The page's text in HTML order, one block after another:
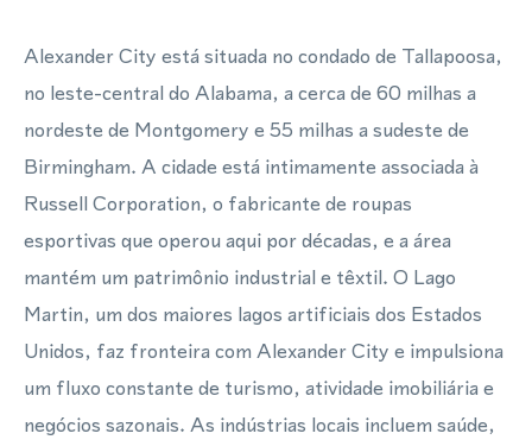
Alexander City está situada no condado de Tallapoosa,
no leste-central do Alabama, a cerca de 60 milhas a
nordeste de Montgomery e 55 milhas a sudeste de
Birmingham. A cidade está intimamente associada à
Russell Corporation, o fabricante de roupas
esportivas que operou aqui por décadas, e a área
mantém um patrimônio industrial e têxtil. O Lago
Martin, um dos maiores lagos artificiais dos Estados
Unidos, faz fronteira com Alexander City e impulsiona
um fluxo constante de turismo, atividade imobiliária e
negócios sazonais. As indústrias locais incluem saúde,